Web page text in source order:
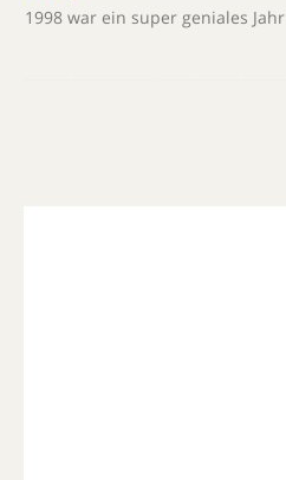
1998 war ein super geniales Jahr